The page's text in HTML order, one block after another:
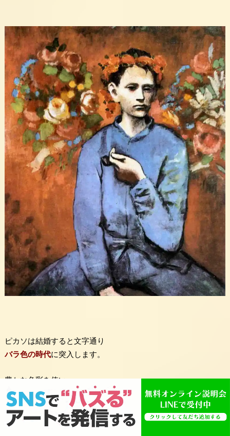
ピカソは結婚すると文字通り
バラ色の時代に突入します。
豊かな色彩を使い
ピエロなどをモデルに描いています。